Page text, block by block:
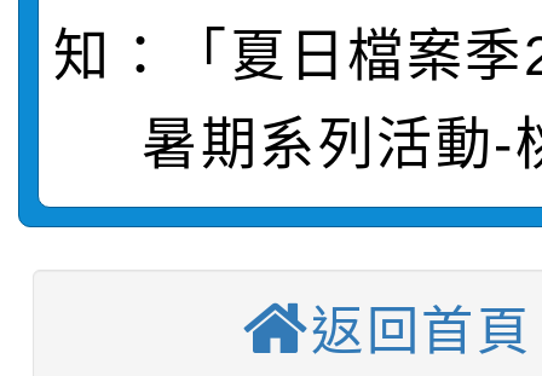
畫影片一案
劇比賽實施要點」及修
轉知：桃園市115年度
敬師藝文競賽』實施計
【甄選結果(第11招)】
學年度第1學期第7次代
結果(第11招)
【甄選結果(第3招)】
學年度第1學期第9次代
結果(第3招)
【甄選結果(第4招)】
學年度第1學期第9次
【甄選結果(第12招)】
知：「夏日檔案
暑期系列活動-
返回首頁